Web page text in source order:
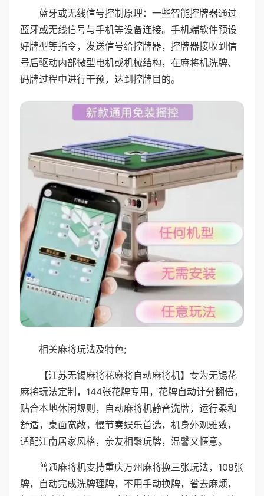
蓝牙或无线信号控制原理：一些智能控牌器通过
蓝牙或无线信号与手机等设备连接。手机端软件预设
好牌型等指令，发送信号给控牌器，控牌器接收到信
号后驱动内部微型电机或机械结构，在麻将机洗牌、
码牌过程中进行干预，达到控牌目的。
相关麻将玩法及特色;
【江苏无锡麻将花麻将自动麻将机】专为无锡花
麻将玩法定制，144张花牌专用，花牌自动计分翻倍，
贴合本地休闲规则，自动麻将机静音洗牌，运行柔和
舒适，桌面宽敞，慢节奏娱乐首选，机身外观雅致，
适配江南居家风格，亲友相聚玩牌，温馨又惬意。
普通麻将机支持重庆万州麻将换三张玩法，108张
牌，自动完成洗牌理牌，不用手动换牌，省去麻烦，